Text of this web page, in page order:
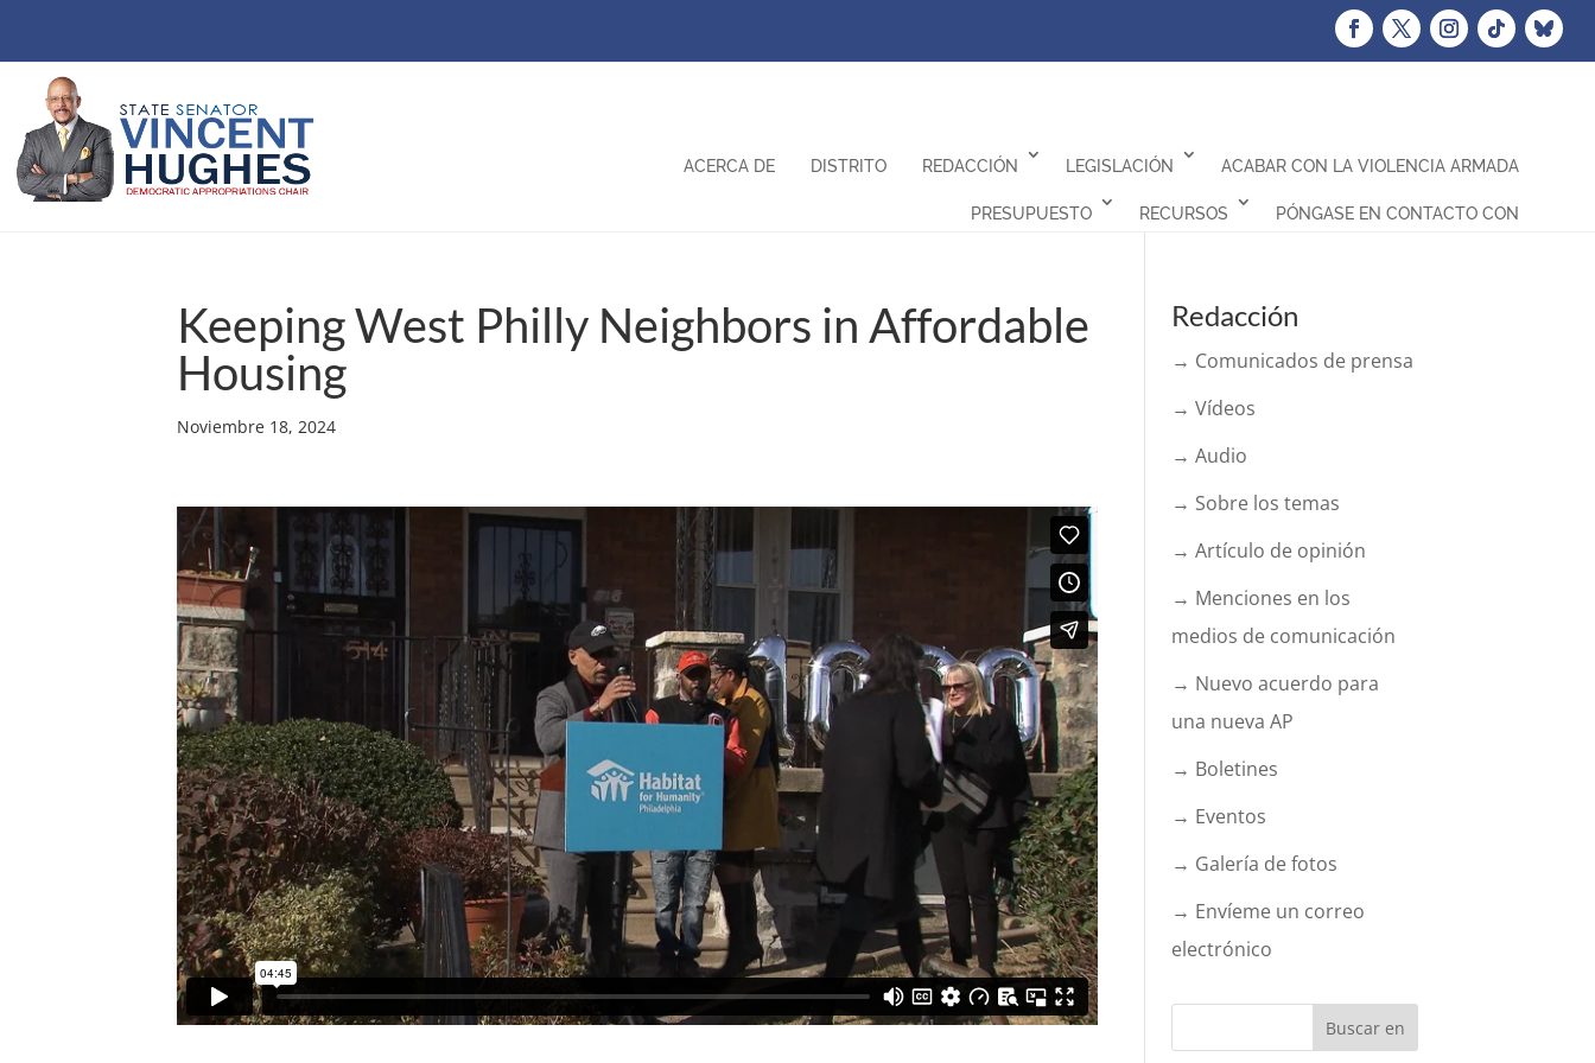
ACERCA DE DISTRITO REDACCIÓN LEGISLACIÓN ACABAR CON LA VIOLENCIA ARMADA
PRESUPUESTO RECURSOS PÓNGASE EN CONTACTO CON
Keeping West Philly Neighbors in Affordable
Housing
Noviembre 18, 2024
Redacción
→ Comunicados de prensa
→ Vídeos
→ Audio
→ Sobre los temas
→ Artículo de opinión
→ Menciones en los
medios de comunicación
→ Nuevo acuerdo para
una nueva AP
→ Boletines
→ Eventos
→ Galería de fotos
→ Envíeme un correo
electrónico